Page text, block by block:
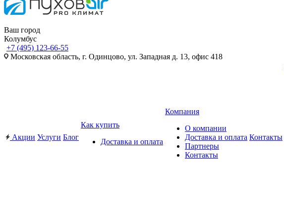
Ваш город
Колумбус
+7 (495) 123-66-55
Московская область, г. Одинцово, ул. Западная д. 13, офис 418
Акции Услуги Блог
Как купить
Доставка и оплата
Компания
О компании
Доставка и оплата
Партнеры
Контакты
Контакты